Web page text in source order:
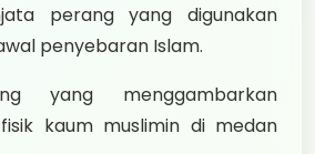
perang yang digunakan
penyebaran Islam.
yang menggambarkan
kaum muslimin di medan